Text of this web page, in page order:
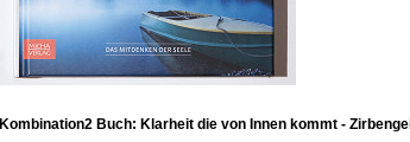
Kombination2 Buch: Klarheit die von Innen kommt -